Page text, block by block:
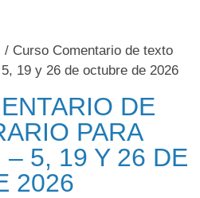
/ Curso Comentario de texto
19 y 26 de octubre de 2026
DE
PARA
5, 19 Y 26 DE
2026